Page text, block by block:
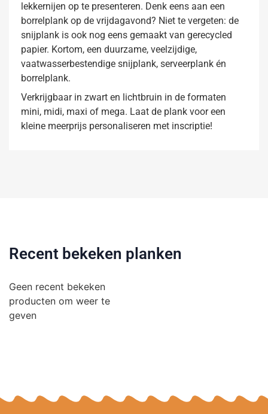
lekkernijen op te presenteren. Denk eens aan een
borrelplank op de vrijdagavond? Niet te vergeten: de
snijplank is ook nog eens gemaakt van gerecycled
papier. Kortom, een duurzame, veelzijdige,
vaatwasserbestendige snijplank, serveerplank én
borrelplank.
Verkrijgbaar in zwart en lichtbruin in de formaten
mini, midi, maxi of mega. Laat de plank voor een
kleine meerprijs personaliseren met inscriptie!
Recent bekeken planken
Geen recent bekeken
producten om weer te
geven